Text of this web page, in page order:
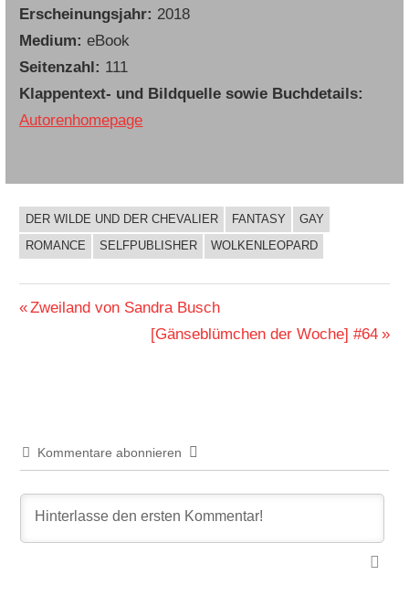
Erscheinungsjahr: 2018
Medium:eBook
Seitenzahl: 111
Klappentext- und Bildquelle sowie Buchdetails:
Autorenhomepage
BUCHIGES
DER WILDE UND DER CHEVALIER FANTASY
GAY
ROMANCE
SELFPUBLISHER WOLKENLEOPARD
Beitragsnavigation
Vorheriger
Zweiland von Sandra Busch
Nächster
[Gänseblümchen der Woche] #64
Kommentare abonnieren